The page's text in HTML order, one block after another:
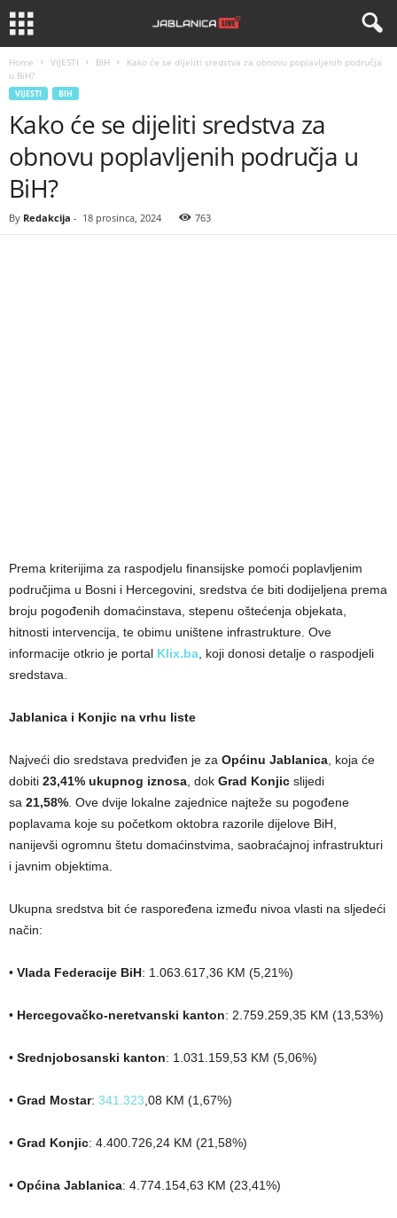
Home VIJESTI BIH
Kako će se dijeliti sredstva za obnovu poplavljenih područja
u BiH?
VIJESTI BIH
Kako će se dijeliti sredstva za
obnovu poplavljenih područja u
BiH?
By Redakcija - 18 prosinca, 2024 763
Prema kriterijima za raspodjelu finansijske pomoći poplavljenim
područjima u Bosni i Hercegovini, sredstva će biti dodijeljena prema
broju pogođenih domaćinstava, stepenu oštećenja objekata,
hitnosti intervencija, te obimu uništene infrastrukture. Ove
informacije otkrio je portal Klix.ba , koji donosi detalje o raspodjeli
sredstava.
Jablanica i Konjic na vrhu liste
Najveći dio sredstava predviđen je za Općinu Jablanica , koja će
dobiti 23,41% ukupnog iznosa , dok Grad Konjic slijedi
sa 21,58% . Ove dvije lokalne zajednice najteže su pogođene
poplavama koje su početkom oktobra razorile dijelove BiH,
nanijevši ogromnu štetu domaćinstvima, saobraćajnoj infrastrukturi
i javnim objektima.
Ukupna sredstva bit će raspoređena između nivoa vlasti na sljedeći
način:
• Vlada Federacije BiH: 1.063.617,36 KM (5,21%)
• Hercegovačko-neretvanski kanton: 2.759.259,35 KM (13,53%)
• Srednjobosanski kanton: 1.031.159,53 KM (5,06%)
• Grad Mostar: 341.323 ,08 KM (1,67%)
• Grad Konjic: 4.400.726,24 KM (21,58%)
• Općina Jablanica: 4.774.154,63 KM (23,41%)